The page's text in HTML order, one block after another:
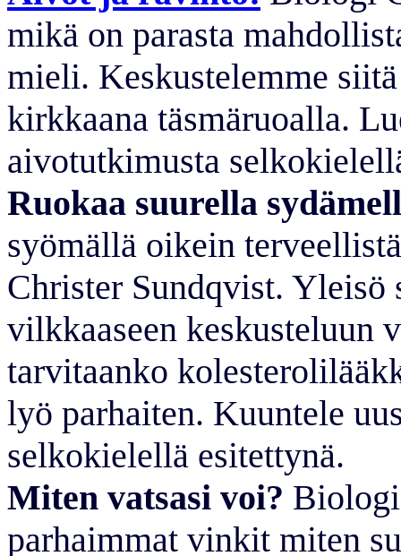
mikä on parasta
mieli. Keskustelemme
kirkkaana täsmäruoalla.
aivotutkimusta
Ruokaa suurella
syömällä oikein
Christer Sundqvist. Yleisö
vilkkaaseen keskusteluun
tarvitaanko
lyö parhaiten. Kuuntele
selkokielellä esitettynä.
Miten vatsasi voi?
parhaimmat vinkit miten